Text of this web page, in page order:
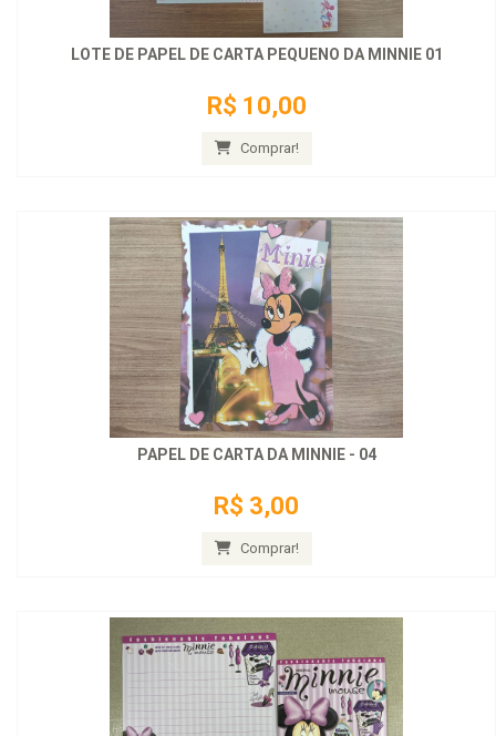
LOTE DE PAPEL DE CARTA PEQUENO DA MINNIE 01
R$ 10,00
Comprar!
PAPEL DE CARTA DA MINNIE - 04
R$ 3,00
Comprar!